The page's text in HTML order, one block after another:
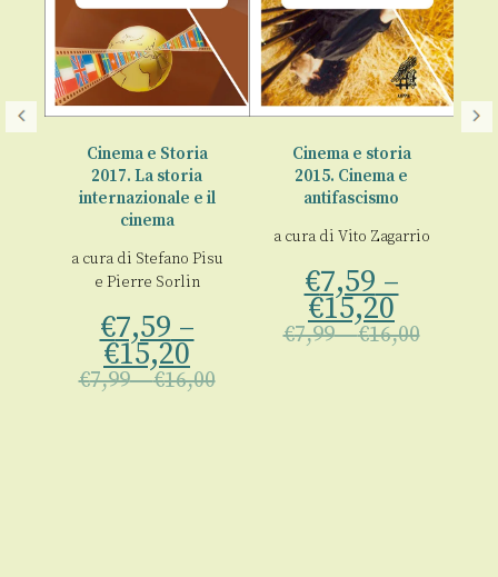
Cinema e Storia
2017. La storia
internazionale e il
cinema
a cura di Stefano Pisu
e Pierre Sorlin
€7,59 –
€15,20
€7,99–€16,00
Cinema e storia
2015. Cinema e
antifascismo
a cura di Vito Zagarrio
€7,59 –
€15,20
€7,99–€16,00